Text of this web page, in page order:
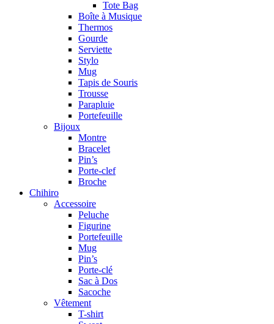
Tote Bag
Boîte à Musique
Thermos
Gourde
Serviette
Stylo
Mug
Tapis de Souris
Trousse
Parapluie
Portefeuille
Bijoux
Montre
Bracelet
Pin’s
Porte-clef
Broche
Chihiro
Accessoire
Peluche
Figurine
Portefeuille
Mug
Pin’s
Porte-clé
Sac à Dos
Sacoche
Vêtement
T-shirt